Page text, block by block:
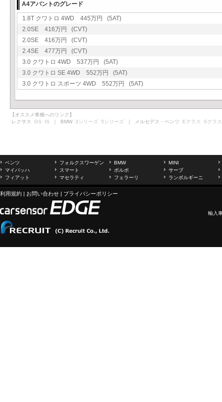
A4アバントのグレード
1.8T クワトロ 4WD 445万円 (5AT)
2.0SE 416万円 (CVT)
2.0SE 416万円 (CVT)
2.4SE 477万円 (CVT)
3.0 クワトロ 4WD 537万円 (5AT)
3.0 クワトロ SE 4WD 552万円 (5AT)
3.0 クワトロ スポーツ 4WD 552万円 (5AT)
【オススメ車種へのリンク】
レクサス GS IS ｜ BMW 3シリーズ 5シリーズ ｜ メルセデス・ベンツ Eクラス Sクラス
ベンツ フォルクスワーゲン BMW
MINI
マイバッハ
スマート ボルボ
サーブ
フィアット
マセラティ フェラーリ ランボルギーニ
利用規約 | お問い合わせ | プライバシーポリシー
輸入